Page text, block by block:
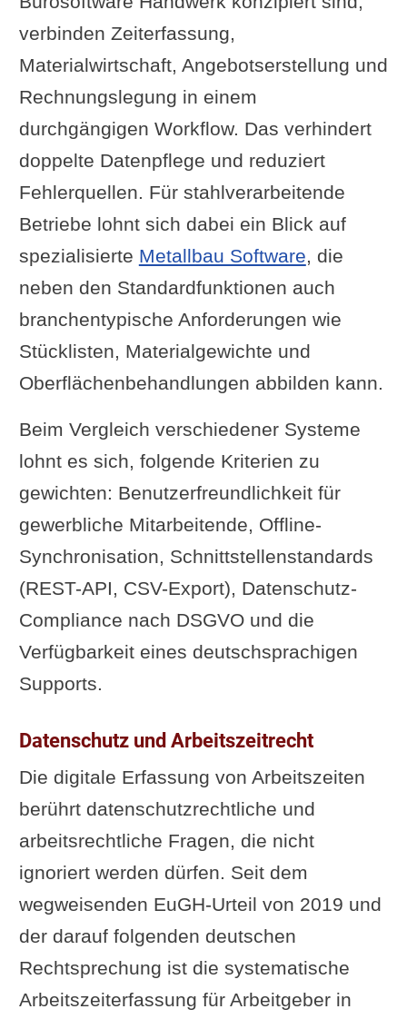
verbinden Zeiterfassung,
Materialwirtschaft, Angebotserstellung und
Rechnungslegung in einem
durchgängigen Workflow. Das verhindert
doppelte Datenpflege und reduziert
Fehlerquellen. Für stahlverarbeitende
Betriebe lohnt sich dabei ein Blick auf
spezialisierte Metallbau Software, die
neben den Standardfunktionen auch
branchentypische Anforderungen wie
Stücklisten, Materialgewichte und
Oberflächenbehandlungen abbilden kann.
Beim Vergleich verschiedener Systeme
lohnt es sich, folgende Kriterien zu
gewichten: Benutzerfreundlichkeit für
gewerbliche Mitarbeitende, Offline-
Synchronisation, Schnittstellenstandards
(REST-API, CSV-Export), Datenschutz-
Compliance nach DSGVO und die
Verfügbarkeit eines deutschsprachigen
Supports.
Datenschutz und Arbeitszeitrecht
Die digitale Erfassung von Arbeitszeiten
berührt datenschutzrechtliche und
arbeitsrechtliche Fragen, die nicht
ignoriert werden dürfen. Seit dem
wegweisenden EuGH-Urteil von 2019 und
der darauf folgenden deutschen
Rechtsprechung ist die systematische
Arbeitszeiterfassung für Arbeitgeber in